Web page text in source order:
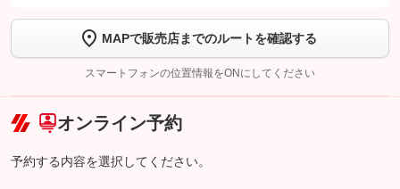
トーク画面で
ボタンをタップして問い合わせを
完了してください。
こちら
MAPで販売店までのルートを確認する
スマートフォンの位置情報をONにしてください
オンライン予約
予約する内容を選択してください。